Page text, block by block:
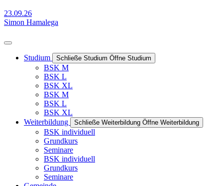
23.09.26
Simon Hamalega
Studium Schließe Studium Öffne Studium
BSK M
BSK L
BSK XL
BSK M
BSK L
BSK XL
Weiterbildung
Schließe Weiterbildung Öffne Weiterbildung
BSK individuell
Grundkurs
Seminare
BSK individuell
Grundkurs
Seminare